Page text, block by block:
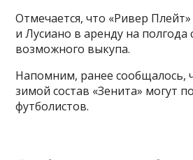
Отмечается, что «Ривер
и Лусиано в аренду на полгода
возможного выкупа.
Напомним, ранее сообщалось,
зимой состав «Зенита» могут
футболистов.